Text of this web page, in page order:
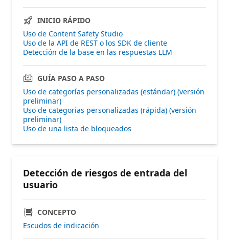
INICIO RÁPIDO
Uso de Content Safety Studio
Uso de la API de REST o los SDK de cliente
Detección de la base en las respuestas LLM
GUÍA PASO A PASO
Uso de categorías personalizadas (estándar) (versión
preliminar)
Uso de categorías personalizadas (rápida) (versión
preliminar)
Uso de una lista de bloqueados
Detección de riesgos de entrada del
usuario
CONCEPTO
Escudos de indicación